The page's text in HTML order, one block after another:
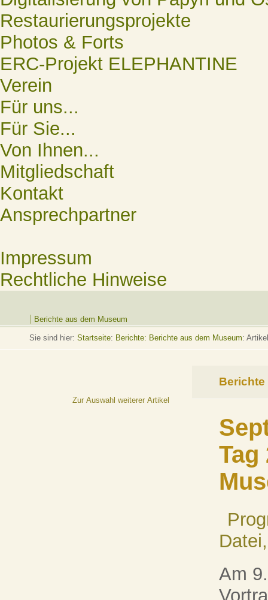
Restaurierungsprojekte
Photos & Forts
ERC-Projekt ELEPHANTINE
Verein
Für uns...
Für Sie...
Von Ihnen...
Mitgliedschaft
Kontakt
Ansprechpartner
Impressum
Rechtliche Hinweise
Berichte aus dem Museum
Sie sind hier: Startseite: Berichte: Berichte aus dem Museum: Artikel
Zur Auswahl weiterer Artikel
Berichte
Tag
Am